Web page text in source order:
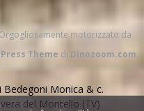
motorizzato da
Theme di Dinozoom.com.
Bedegoni Monica & c.
del Montello (TV)